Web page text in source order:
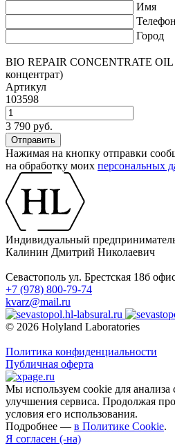
Имя
Телефон
Город
BIO REPAIR CONCENTRATE OIL
концентрат)
Артикул
103598
3 790 руб.
Нажимая на кнопку отправки
на обработку моих персональных
Индивидуальный
Калинин Дмитрий Николаевич
Севастополь ул. Брестская 18б
+7 (978) 800-79-74
kvarz@mail.ru
© 2026 Holyland Laboratories
Политика конфиденциальности
Публичная оферта
Мы используем cookie для анализа
улучшения сервиса. Продолжая
условия его использования.
Подробнее — в Политике Cookie.
Я согласен (-на)